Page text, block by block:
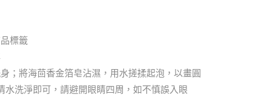
標籤
；將海茴香金箔皂沾濕，用水搓揉起泡，以畫圓
洗淨即可，請避開眼睛四周，如不慎誤入眼